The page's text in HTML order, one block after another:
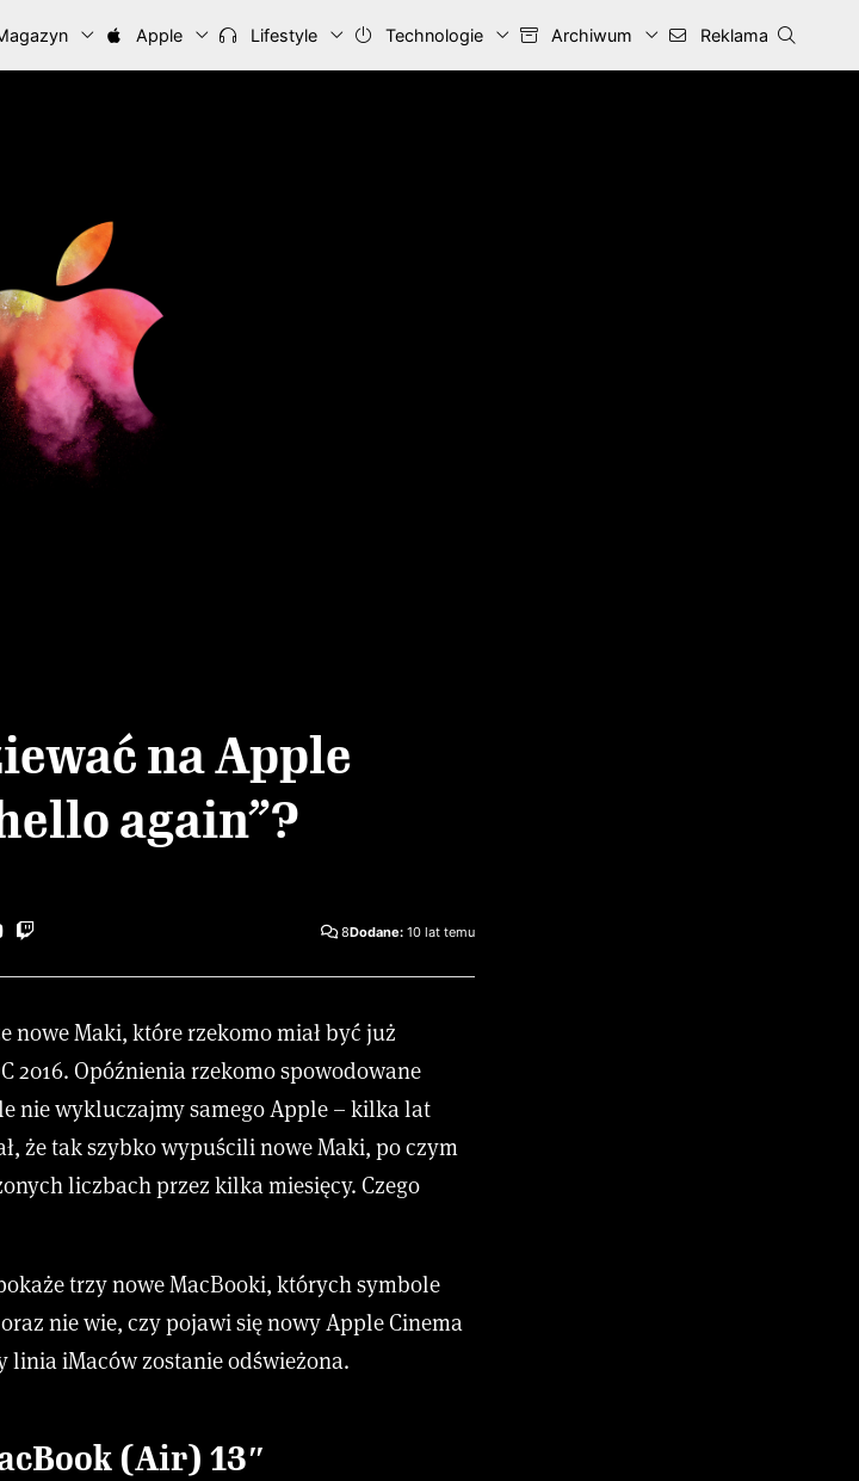
Apple Lifestyle Technologie Archiwum Reklama
na Apple
again”?
8Dodane: 10 lat temu
nowe Maki, które rzekomo miał być już
2016. Opóźnienia rzekomo spowodowane
nie wykluczajmy samego Apple – kilka lat
że tak szybko wypuścili nowe Maki, po czym
liczbach przez kilka miesięcy. Czego
trzy nowe MacBooki, których symbole
nie wie, czy pojawi się nowy Apple Cinema
linia iMaców zostanie odświeżona.
(Air) 13″